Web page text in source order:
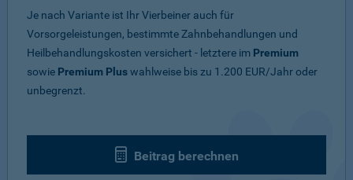
Je nach Variante ist Ihr Vierbeiner auch für
Vorsorgeleistungen, bestimmte Zahnbehandlungen und
Heilbehandlungskosten versichert - letztere im Premium
sowie Premium Pluswahlweise bis zu 1.200 EUR/Jahr oder
unbegrenzt.
Beitrag berechnen